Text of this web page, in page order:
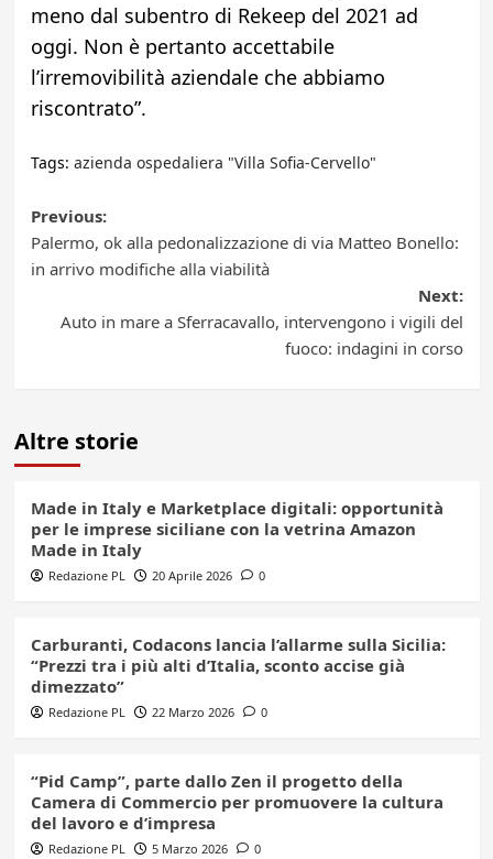
meno dal subentro di Rekeep del 2021 ad
oggi. Non è pertanto accettabile
l’irremovibilità aziendale che abbiamo
riscontrato”.
Tags: azienda ospedaliera "Villa Sofia-Cervello"
Post
navigation
Previous:
Palermo, ok alla pedonalizzazione di via Matteo Bonello:
in arrivo modifiche alla viabilità
Next:
Auto in mare a Sferracavallo, intervengono i vigili del
fuoco: indagini in corso
Altre storie
Made in Italy e Marketplace digitali: opportunità
per le imprese siciliane con la vetrina Amazon
Made in Italy
Redazione PL 20 Aprile 2026 0
Carburanti, Codacons lancia l’allarme sulla Sicilia:
“Prezzi tra i più alti d’Italia, sconto accise già
dimezzato”
Redazione PL 22 Marzo 2026 0
“Pid Camp”, parte dallo Zen il progetto della
Camera di Commercio per promuovere la cultura
del lavoro e d’impresa
Redazione PL 5 Marzo 2026 0